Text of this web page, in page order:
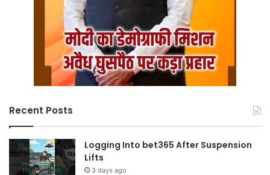
Recent Posts
Logging Into bet365 After Suspension
Lifts
3 days ago